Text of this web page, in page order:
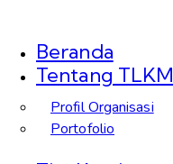
Beranda
Tentang TLKM
Profil Organisasi
Portofolio